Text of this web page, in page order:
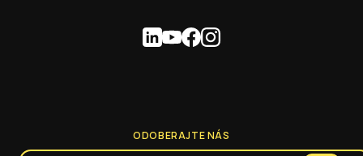
ODOBERAJTE NÁS